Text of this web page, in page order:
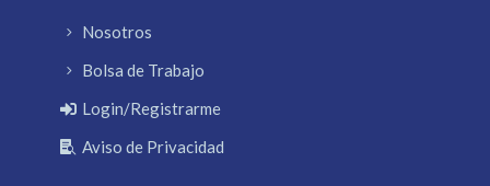
Nosotros
Bolsa de Trabajo
Login/Registrarme
Aviso de Privacidad